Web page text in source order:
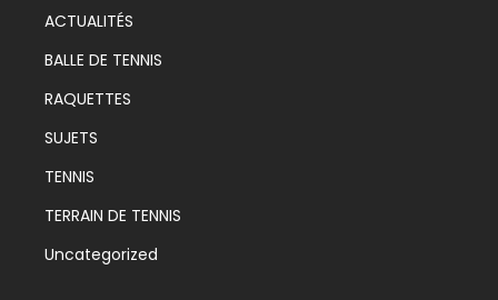
ACTUALITÉS
BALLE DE TENNIS
RAQUETTES
SUJETS
TENNIS
TERRAIN DE TENNIS
Uncategorized